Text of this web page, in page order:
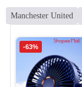
Manchester United
-63%